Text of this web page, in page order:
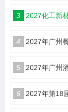
3 2027化工新
4 2027年广州
5 2027年广州
6 2027年第18